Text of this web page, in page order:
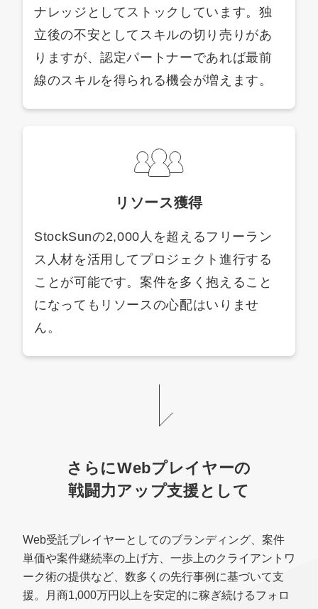
ナレッジとしてストックしています。独
立後の不安としてスキルの切り売りがあ
りますが、認定パートナーであれば最前
線のスキルを得られる機会が増えます。
リソース獲得
StockSunの2,000人を超えるフリーラン
ス人材を活用してプロジェクト進行する
ことが可能です。案件を多く抱えること
になってもリソースの心配はいりませ
ん。
さらにWebプレイヤーの
戦闘力アップ支援として
Web受託プレイヤーとしてのブランディング、案件
単価や案件継続率の上げ方、一歩上のクライアントワ
ーク術の提供など、数多くの先行事例に基づいて支
援。月商1,000万円以上を安定的に稼ぎ続けるフォロ